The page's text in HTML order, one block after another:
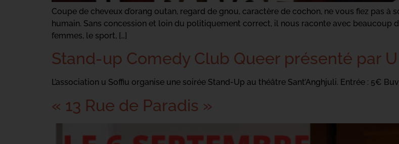
Coupe de cheveux d’orang outan, regard de gnou, caractère de cochon, ne vous fiez pas
humain. Sans concession et loin du politiquement correct, il nous raconte avec beaucoup
femmes, le sport, […]
Stand-up Comedy Club Queer présenté par U
L’association u Soffiu organise une soirée Stand-Up au théâtre Sant’Anghjuli. Entrée : 5€
« 13 Rue de Paradis »